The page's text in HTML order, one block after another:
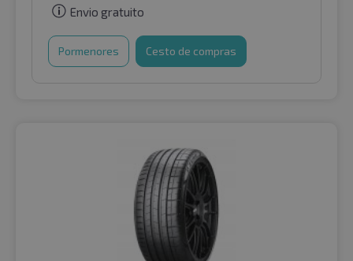
Envio gratuito
Pormenores Cesto de compras